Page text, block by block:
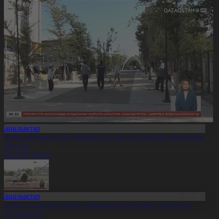
облысында 22 мыңнан аса тұрғын тазалық жұмысына
20:20
жолаушы мінген ұшқышсыз әуе кемесі алғаш рет
көтерілді